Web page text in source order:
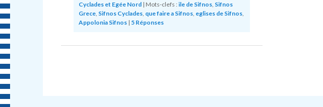
Cyclades et Egée Nord | Mots-clefs : ile de Sifnos, Sifnos
Grece, Sifnos Cyclades, que faire a Sifnos, eglises de Sifnos,
Appolonia Sifnos | 5Réponses